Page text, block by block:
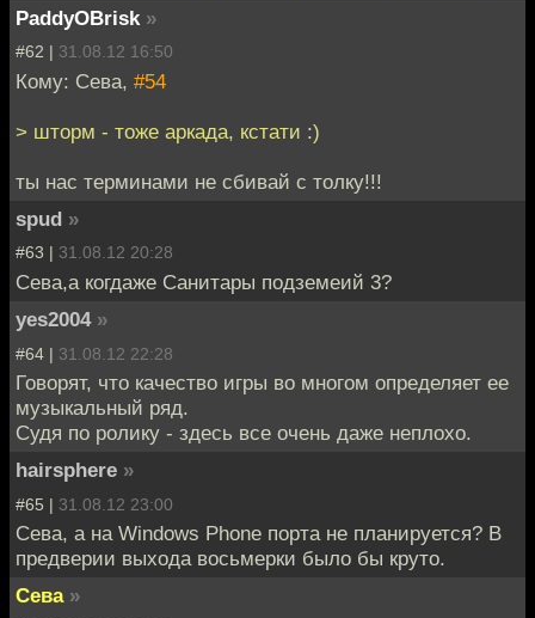
PaddyOBrisk »
#62 | 31.08.12 16:50
Кому: Сева, #54
> шторм - тоже аркада, кстати :)
ты нас терминами не сбивай с толку!!!
spud »
#63 | 31.08.12 20:28
Сева,а когдаже Санитары подземеий 3?
yes2004 »
#64 | 31.08.12 22:28
Говорят, что качество игры во многом определяет ее
музыкальный ряд.
Судя по ролику - здесь все очень даже неплохо.
hairsphere »
#65 | 31.08.12 23:00
Сева, а на Windows Phone порта не планируется? В
предверии выхода восьмерки было бы круто.
Сева »